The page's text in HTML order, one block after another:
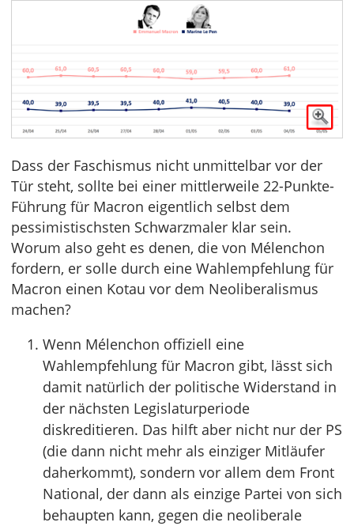
Dass der Faschismus nicht unmittelbar vor der
Tür steht, sollte bei einer mittlerweile 22-Punkte-
Führung für Macron eigentlich selbst dem
pessimistischsten Schwarzmaler klar sein.
Worum also geht es denen, die von Mélenchon
fordern, er solle durch eine Wahlempfehlung für
Macron einen Kotau vor dem Neoliberalismus
machen?
Wenn Mélenchon offiziell eine
Wahlempfehlung für Macron gibt, lässt sich
damit natürlich der politische Widerstand in
der nächsten Legislaturperiode
diskreditieren. Das hilft aber nicht nur der PS
(die dann nicht mehr als einziger Mitläufer
daherkommt), sondern vor allem dem Front
National, der dann als einzige Partei von sich
behaupten kann, gegen die neoliberale